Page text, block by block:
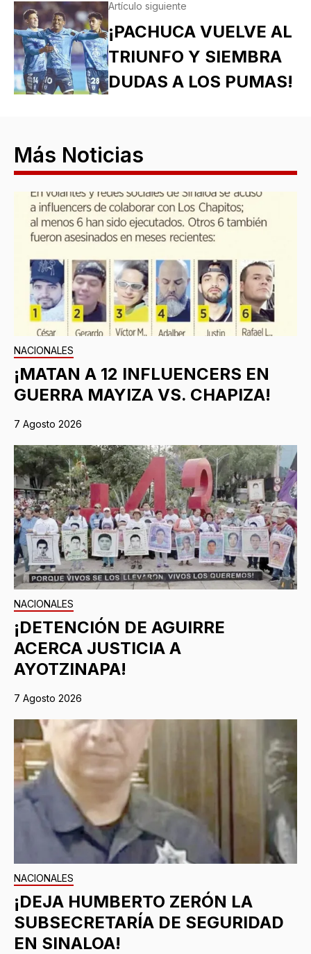
Artículo siguiente
¡PACHUCA VUELVE AL
TRIUNFO Y SIEMBRA
DUDAS A LOS PUMAS!
Más Noticias
NACIONALES
¡MATAN A 12 INFLUENCERS EN
GUERRA MAYIZA VS. CHAPIZA!
7 Agosto 2026
NACIONALES
¡DETENCIÓN DE AGUIRRE
ACERCA JUSTICIA A
AYOTZINAPA!
7 Agosto 2026
NACIONALES
¡DEJA HUMBERTO ZERÓN LA
SUBSECRETARÍA DE SEGURIDAD
EN SINALOA!